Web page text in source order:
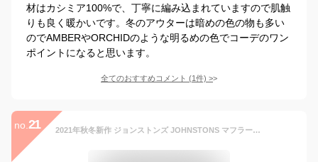
材はカシミア100%で、丁寧に編み込まれていますので肌触
りも良く暖かいです。冬のアウターは暗めの色の物も多い
のでAMBERやORCHIDのような明るめの色でコーデのワン
ポイントになると思います。
全てのおすすめコメント (1件) >
no. 21 2021年秋冬新作 ジョンストンズ JOHNSTONS マフラー タータンチェック カシミア 180×25cm WA000016